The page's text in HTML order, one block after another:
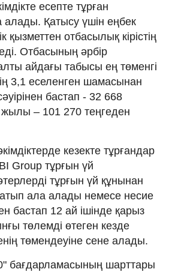
есепте тұрған
алады. Қатысу үшін еңбек
қызметтен отбасылық кірістің
Отбасының әрбір
айдағы табысы ең төменгі
3,1 еселенген шамасынан
бастап - 32 668
жылы – 101 270 теңгеден
кезекте тұрғандар
Group тұрғын үй
тұрғын үй құнынан
ала алады немесе несие
бастап 12 ай ішінде қарыз
төлемді өтеген кезде
төмендеуіне сене алады.
бағдарламасының шарттары